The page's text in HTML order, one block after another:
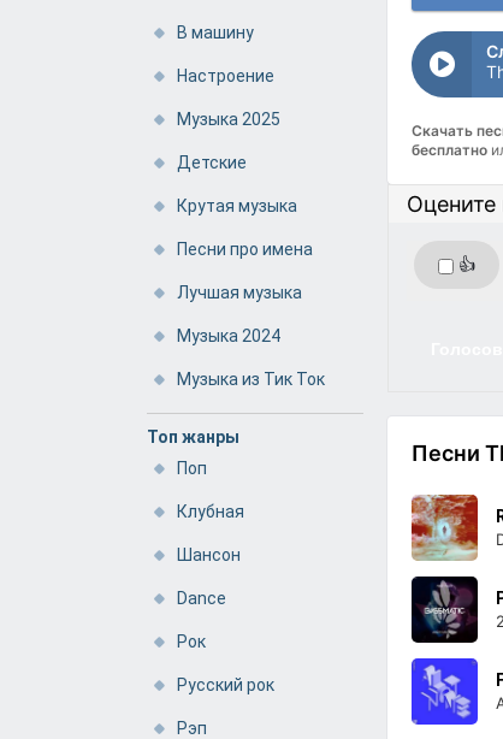
В машину
Настроение
Музыка 2025
Детские
Крутая музыка
Песни про имена
Лучшая музыка
Музыка 2024
Музыка из Тик Ток
Топ жанры
Поп
Клубная
Шансон
Dance
Рок
Русский рок
Рэп
Скачать
бесплатно
Оцените
👍
Песни